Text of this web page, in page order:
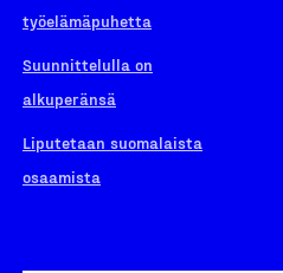
työelämäpuhetta
Suunnittelulla on
alkuperänsä
Liputetaan suomalaista
osaamista